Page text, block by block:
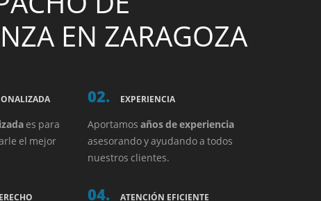
EN ZARAGOZA
es para
el mejor
02. EXPERIENCIA
Aportamos años de experiencia
asesorando y ayudando a todos
nuestros clientes.
04. ATENCIÓN EFICIENTE